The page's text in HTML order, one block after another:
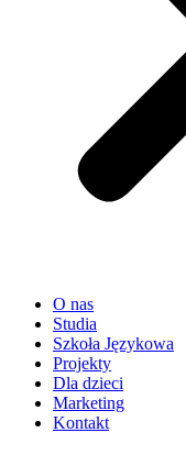
O nas
Studia
Szkoła Językowa
Projekty
Dla dzieci
Marketing
Kontakt